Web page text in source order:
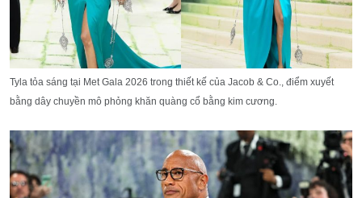
Tyla tỏa sáng tại Met Gala 2026 trong thiết kế của Jacob & Co., điểm xuyết
bằng dây chuyền mô phỏng khăn quàng cổ bằng kim cương.